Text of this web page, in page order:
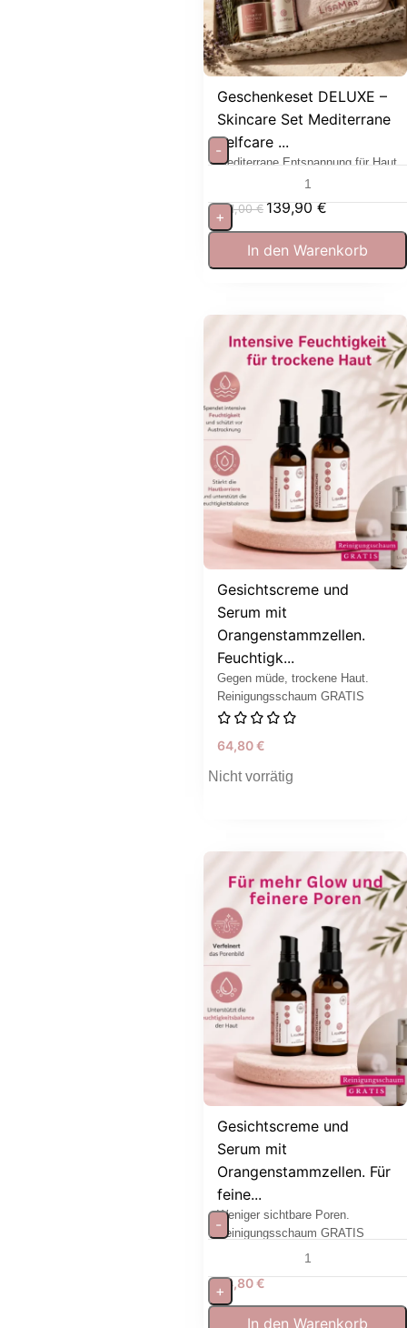
Geschenkeset DELUXE –
Skincare Set Mediterrane
Selfcare ...
Mediterrane Entspannung für Haut
181,00€ 139,90€
-
+
In den Warenkorb
Gesichtscreme und
Serum mit
Orangenstammzellen.
Feuchtigk...
Gegen müde, trockene Haut.
Reinigungsschaum GRATIS
64,80€
Nicht vorrätig
Gesichtscreme und
Serum mit
Orangenstammzellen. Für
feine...
Weniger sichtbare Poren.
Reinigungsschaum GRATIS
64,80€
-
+
In den Warenkorb